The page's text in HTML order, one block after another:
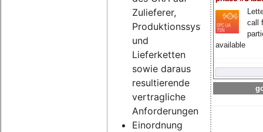
call
available
Zulieferer,
Produktionssysteme
und
Lieferketten
sowie daraus
resultierende
vertragliche
Anforderungen
Einordnung